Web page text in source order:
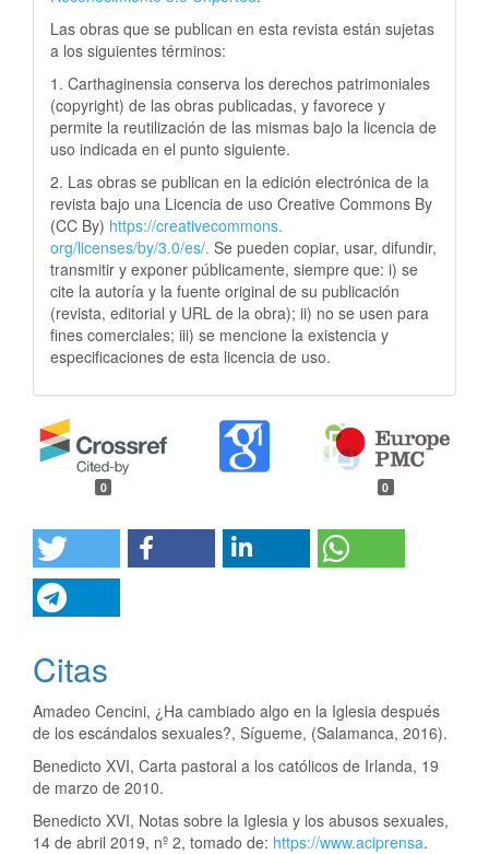
Las obras que se publican en esta revista están sujetas
a los siguientes términos:
1. Carthaginensia conserva los derechos patrimoniales
(copyright) de las obras publicadas, y favorece y
permite la reutilización de las mismas bajo la licencia de
uso indicada en el punto siguiente.
2. Las obras se publican en la edición electrónica de la
revista bajo una Licencia de uso Creative Commons By
(CC By) https://creativecommons.
org/licenses/by/3.0/es/. Se pueden copiar, usar, difundir,
transmitir y exponer públicamente, siempre que: i) se
cite la autoría y la fuente original de su publicación
(revista, editorial y URL de la obra); ii) no se usen para
fines comerciales; iii) se mencione la existencia y
especificaciones de esta licencia de uso.
0 0
Citas
Amadeo Cencini, ¿Ha cambiado algo en la Iglesia después
de los escándalos sexuales?, Sígueme, (Salamanca, 2016).
Benedicto XVI, Carta pastoral a los católicos de Irlanda, 19
de marzo de 2010.
Benedicto XVI, Notas sobre la Iglesia y los abusos sexuales,
14 de abril 2019, nº 2, tomado de: https://www.aciprensa.